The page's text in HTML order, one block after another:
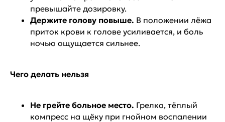
превышайте дозировку.
Держите голову повыше. В положении лёжа
приток крови к голове усиливается, и боль
ночью ощущается сильнее.
Чего делать нельзя
Не грейте больное место. Грелка, тёплый
компресс на щёку при гнойном воспалении